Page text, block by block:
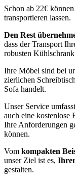
Schon ab 22€
transportieren lassen.
Den Rest
dass der Transport
robusten
Ihre Möbel sind bei
zierlichen
Sofa handelt.
Unser Service
auch eine kostenlose
Ihre Anforderungen
können.
Vom kompakten
unser Ziel ist es,
gestalten.